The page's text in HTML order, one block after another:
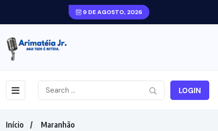
9 DE AGOSTO, 2026
LOGIN
Início
Maranhão